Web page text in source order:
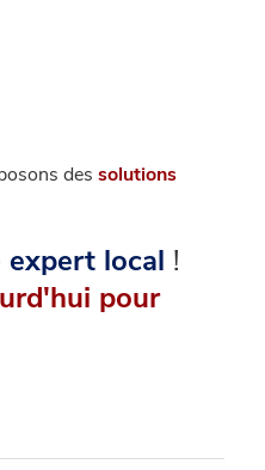
des solutions
expert local !
pour